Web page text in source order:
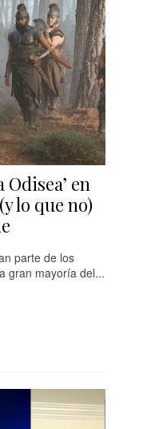
Odisea’ en
lo que no)
parte de los
gran mayoría del...